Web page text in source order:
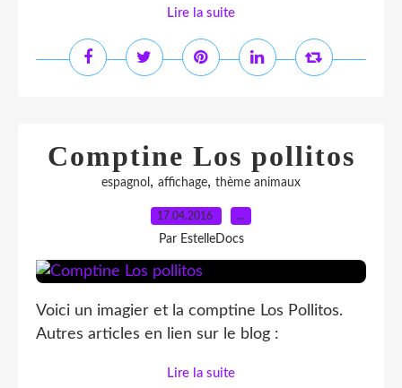
Lire la suite
Comptine Los pollitos
espagnol , affichage, thème animaux
17.04.2016 …
Par EstelleDocs
Voici un imagier et la comptine Los Pollitos.
Autres articles en lien sur le blog :
Lire la suite